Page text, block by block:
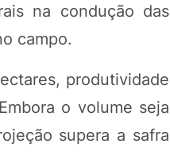
na condução das
campo.
produtividade
o volume seja
supera a safra